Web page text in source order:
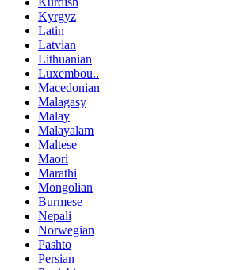
Kyrgyz
Latin
Latvian
Lithuanian
Luxembou..
Macedonian
Malagasy
Malay
Malayalam
Maltese
Maori
Marathi
Mongolian
Burmese
Nepali
Norwegian
Pashto
Persian